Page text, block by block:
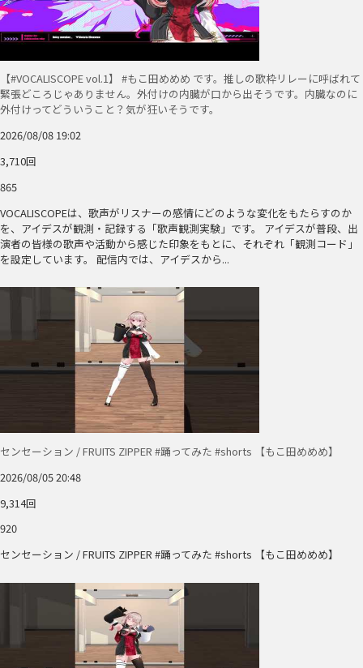
【#VOCALISCOPE vol.1】 #もこ田めめめ です。推しの歌枠リレーに呼ばれて
緊張どころじゃありません。外付けの内臓が口から出そうです。内臓なのに
外付けってどういうこと？気が狂いそうです。
2026/08/08 19:02
3,710回
865
VOCALISCOPEは、歌声がリスナーの感情にどのような変化をもたらすのか
を、アイデスが観測・記録する「歌声観測実験」です。 アイデスが普段、出
演者の皆様の歌声や活動から感じた印象をもとに、それぞれ「観測コード」
を設定しています。 配信内では、アイデスから...
センセーション / FRUITS ZIPPER #踊ってみた #shorts 【もこ田めめめ】
2026/08/05 20:48
9,314回
920
センセーション / FRUITS ZIPPER #踊ってみた #shorts 【もこ田めめめ】